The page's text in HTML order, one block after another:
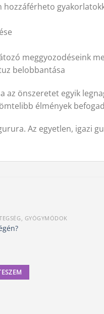
hozzáférheto
meggyozodéseink
belobbantása
az önszeretet egyik
élmények
Az egyetlen, igazi
GYÓGYMÓDOK